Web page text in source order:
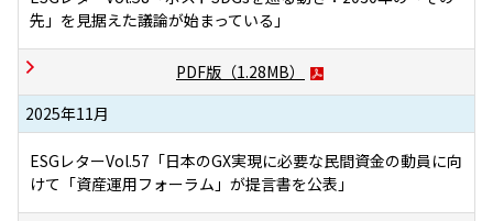
先」を見据えた議論が始まっている」
PDF版（1.28MB）
2025年11月
ESGレターVol.57「日本のGX実現に必要な民間資金の動員に向
けて「資産運用フォーラム」が提言書を公表」